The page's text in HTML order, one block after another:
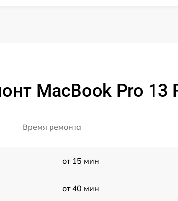
MacBook Pro 13
Время ремонта
от 15 мин
от 40 мин